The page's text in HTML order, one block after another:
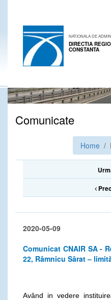
NATIONALA DE
DIRECTIA
CONSTANTA
Comunicate
Home /
2020-05-09
Comunicat CNAIR SA -
22, Râmnicu Sârat –
Având in vedere